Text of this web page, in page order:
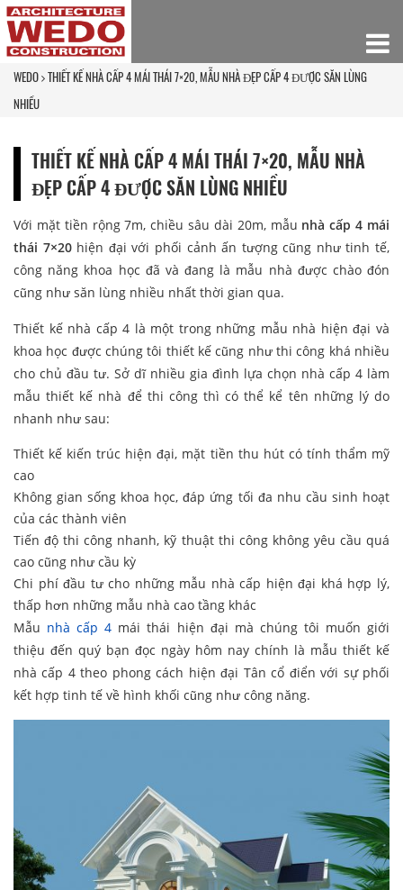
WEDO THIẾT KẾ NHÀ CẤP 4 MÁI THÁI 7×20, MẪU NHÀ ĐẸP CẤP 4 ĐƯỢC SĂN LÙNG
NHIỀU
THIẾT KẾ NHÀ CẤP 4 MÁI THÁI 7×20, MẪU NHÀ
ĐẸP CẤP 4 ĐƯỢC SĂN LÙNG NHIỀU
Với mặt tiền rộng 7m, chiều sâu dài 20m, mẫu nhà cấp 4 mái
thái 7×20hiện đại với phối cảnh ấn tượng cũng như tinh tế,
công năng khoa học đã và đang là mẫu nhà được chào đón
cũng như săn lùng nhiều nhất thời gian qua.
Thiết kế nhà cấp 4 là một trong những mẫu nhà hiện đại và
khoa học được chúng tôi thiết kế cũng như thi công khá nhiều
cho chủ đầu tư. Sở dĩ nhiều gia đình lựa chọn nhà cấp 4 làm
mẫu thiết kế nhà để thi công thì có thể kể tên những lý do
nhanh như sau:
Thiết kế kiến trúc hiện đại, mặt tiền thu hút có tính thẩm mỹ
cao
Không gian sống khoa học, đáp ứng tối đa nhu cầu sinh hoạt
của các thành viên
Tiến độ thi công nhanh, kỹ thuật thi công không yêu cầu quá
cao cũng như cầu kỳ
Chi phí đầu tư cho những mẫu nhà cấp hiện đại khá hợp lý,
thấp hơn những mẫu nhà cao tầng khác
Mẫu nhà cấp 4 mái thái hiện đại mà chúng tôi muốn giới
thiệu đến quý bạn đọc ngày hôm nay chính là mẫu thiết kế
nhà cấp 4 theo phong cách hiện đại Tân cổ điển với sự phối
kết hợp tinh tế về hình khối cũng như công năng.